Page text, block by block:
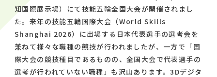
知国際展示場）にて技能五輪全国大会が開催されまし
た。来年の技能五輪国際大会（World Skills
Shanghai 2026）に出場する日本代表選手の選考会を
兼ねて様々な職種の競技が行われましたが、一方で「国
際大会の競技種目であるものの、全国大会で代表選手の
選考が行われていない職種」も沢山あります。3Dデジタ